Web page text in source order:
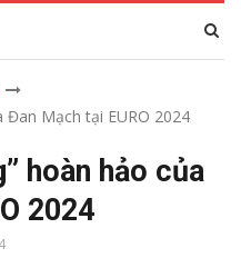
Đan Mạch tại EURO 2024
hoàn hảo của
2024